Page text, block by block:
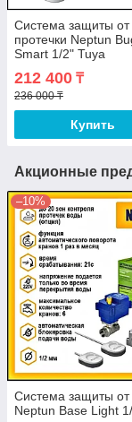
Система защиты от
протечки Neptun
Smart 1/2" Tuya
212 400 ₸
236 000 ₸
Купить
Акционные
–10%
Система защиты от
Neptun Base Light